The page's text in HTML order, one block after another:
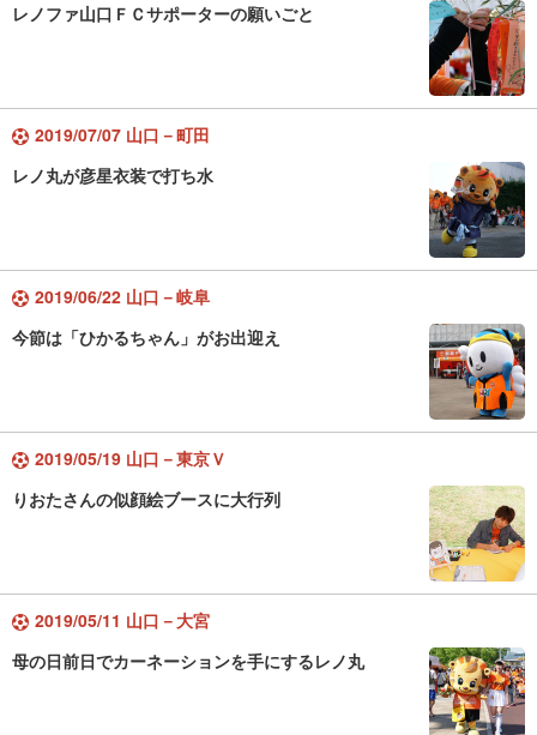
レノファ山口ＦＣサポーターの願いごと
2019/07/07 山口－町田
レノ丸が彦星衣装で打ち水
2019/06/22 山口－岐阜
今節は「ひかるちゃん」がお出迎え
2019/05/19 山口－東京Ｖ
りおたさんの似顔絵ブースに大行列
2019/05/11 山口－大宮
母の日前日でカーネーションを手にするレノ丸